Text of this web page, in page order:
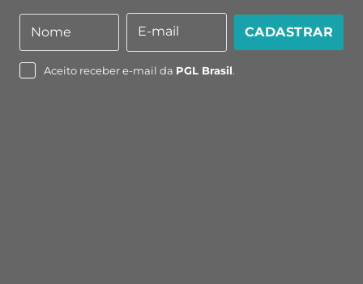
Nome
Nome
mail
E-mail CADASTRAR
Aceito receber e-mail da PGL Brasil.